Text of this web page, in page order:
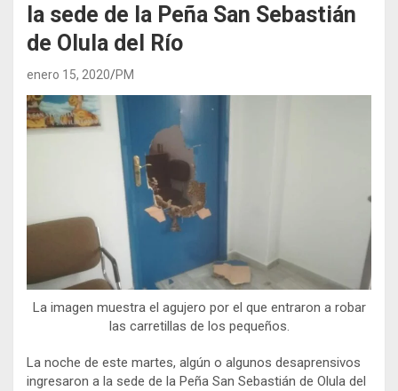
la sede de la Peña San Sebastián
de Olula del Río
enero 15, 2020 PM
La imagen muestra el agujero por el que entraron a robar
las carretillas de los pequeños.
La noche de este martes, algún o algunos desaprensivos
ingresaron a la sede de la Peña San Sebastián de Olula del